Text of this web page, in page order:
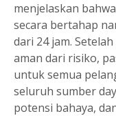
menjelaskan
secara bertahap
dari 24 jam.
aman dari risiko,
untuk semua
seluruh sumber
potensi bahaya,